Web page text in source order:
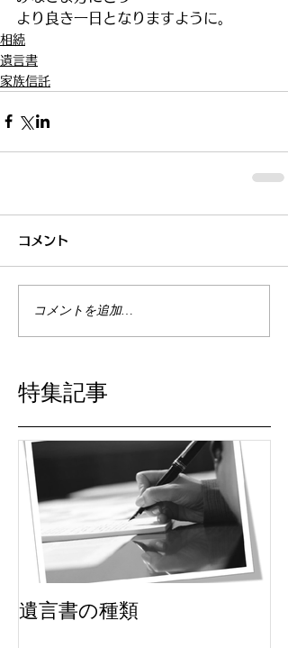
より良き一日となりますように。
相続
遺言書
家族信託
コメント
コメントを追加…
特集記事
遺言書の種類